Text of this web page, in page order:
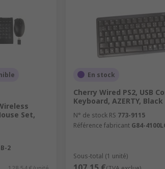
Set,
2
En stock
Cherry Wired PS2, USB
Keyboard, AZERTY, Black
N° de stock RS 773-9115
Référence fabricant G84-
Sous-total (1 unité)